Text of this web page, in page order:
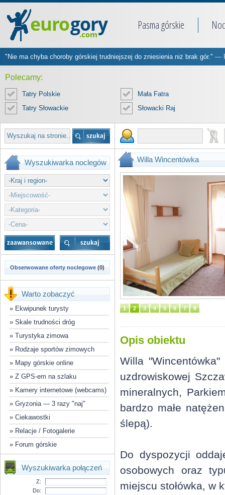
Pasma górskie
"Nie ma chyba choroby górskiej trudniejszej do zniesienia niż brak gór." —
Polecamy:
Tatry Polskie
Mała Fatra
Tatry Słowackie
Słowacki Raj
Willa Wincentówka
1 2 3 4 5 6 7 8
Opis obiektu
Willa
uzdrowiskowej
mineralnych,
bardzo małe
ślepą).
Do dyspozycji
osobowych oraz
miejscu stołówka, w
Wyszukiwarka noclegów
Obserwowane oferty noclegowe (0)
Warto zobaczyć
» Ekwipunek turysty
» Skale trudności dróg
» Turystyka zimowa
» Rodzaje sportów zimowych
» Mapy górskie online
» Z GPS-em na szlaku
» Kamery internetowe (webcams)
» Gryzonia — 3 razy "naj"
» Ciekawostki
» Relacje / Fotogalerie
» Forum górskie
Wyszukiwarka połączeń
Z:
Do: